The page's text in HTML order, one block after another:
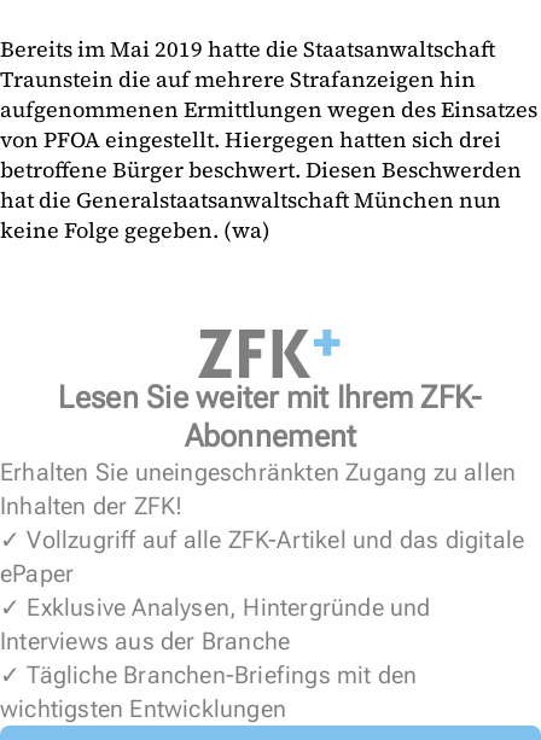
Bereits im Mai 2019 hatte die Staatsanwaltschaft
Traunstein die auf mehrere Strafanzeigen hin
aufgenommenen Ermittlungen wegen des Einsatzes
von PFOA eingestellt. Hiergegen hatten sich drei
betroffene Bürger beschwert. Diesen Beschwerden
hat die Generalstaatsanwaltschaft München nun
keine Folge gegeben. (wa)
Lesen Sie weiter mit Ihrem ZFK-
Abonnement
Erhalten Sie uneingeschränkten Zugang zu allen
Inhalten der ZFK!
✓ Vollzugriff auf alle ZFK-Artikel und das digitale
ePaper
✓ Exklusive Analysen, Hintergründe und
Interviews aus der Branche
✓ Tägliche Branchen-Briefings mit den
wichtigsten Entwicklungen